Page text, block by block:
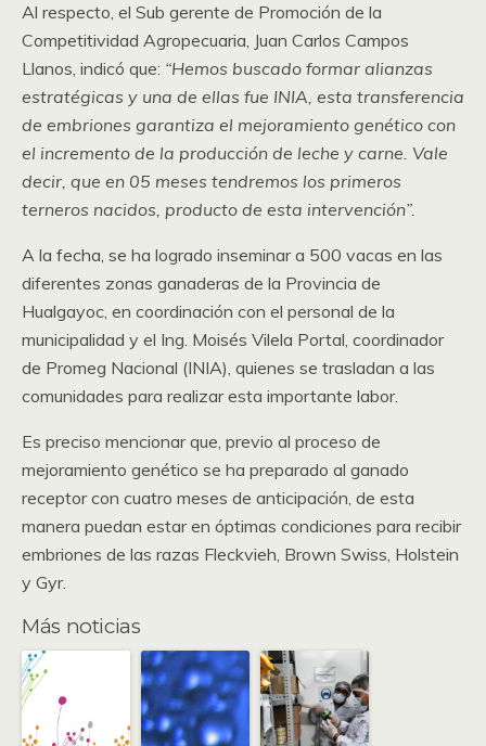
Al respecto, el Sub gerente de Promoción de la
Competitividad Agropecuaria, Juan Carlos Campos
Llanos, indicó que: “Hemos buscado formar alianzas
estratégicas y una de ellas fue INIA, esta transferencia
de embriones garantiza el mejoramiento genético con
el incremento de la producción de leche y carne. Vale
decir, que en 05 meses tendremos los primeros
terneros nacidos, producto de esta intervención”.
A la fecha, se ha logrado inseminar a 500 vacas en las
diferentes zonas ganaderas de la Provincia de
Hualgayoc, en coordinación con el personal de la
municipalidad y el Ing. Moisés Vilela Portal, coordinador
de Promeg Nacional (INIA), quienes se trasladan a las
comunidades para realizar esta importante labor.
Es preciso mencionar que, previo al proceso de
mejoramiento genético se ha preparado al ganado
receptor con cuatro meses de anticipación, de esta
manera puedan estar en óptimas condiciones para recibir
embriones de las razas Fleckvieh, Brown Swiss, Holstein
y Gyr.
Más noticias